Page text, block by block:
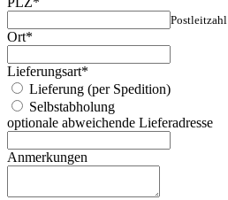
Postleitzahl
Ort*
Lieferungsart*
Lieferung (per Spedition)
Selbstabholung
optionale abweichende Lieferadresse
Anmerkungen